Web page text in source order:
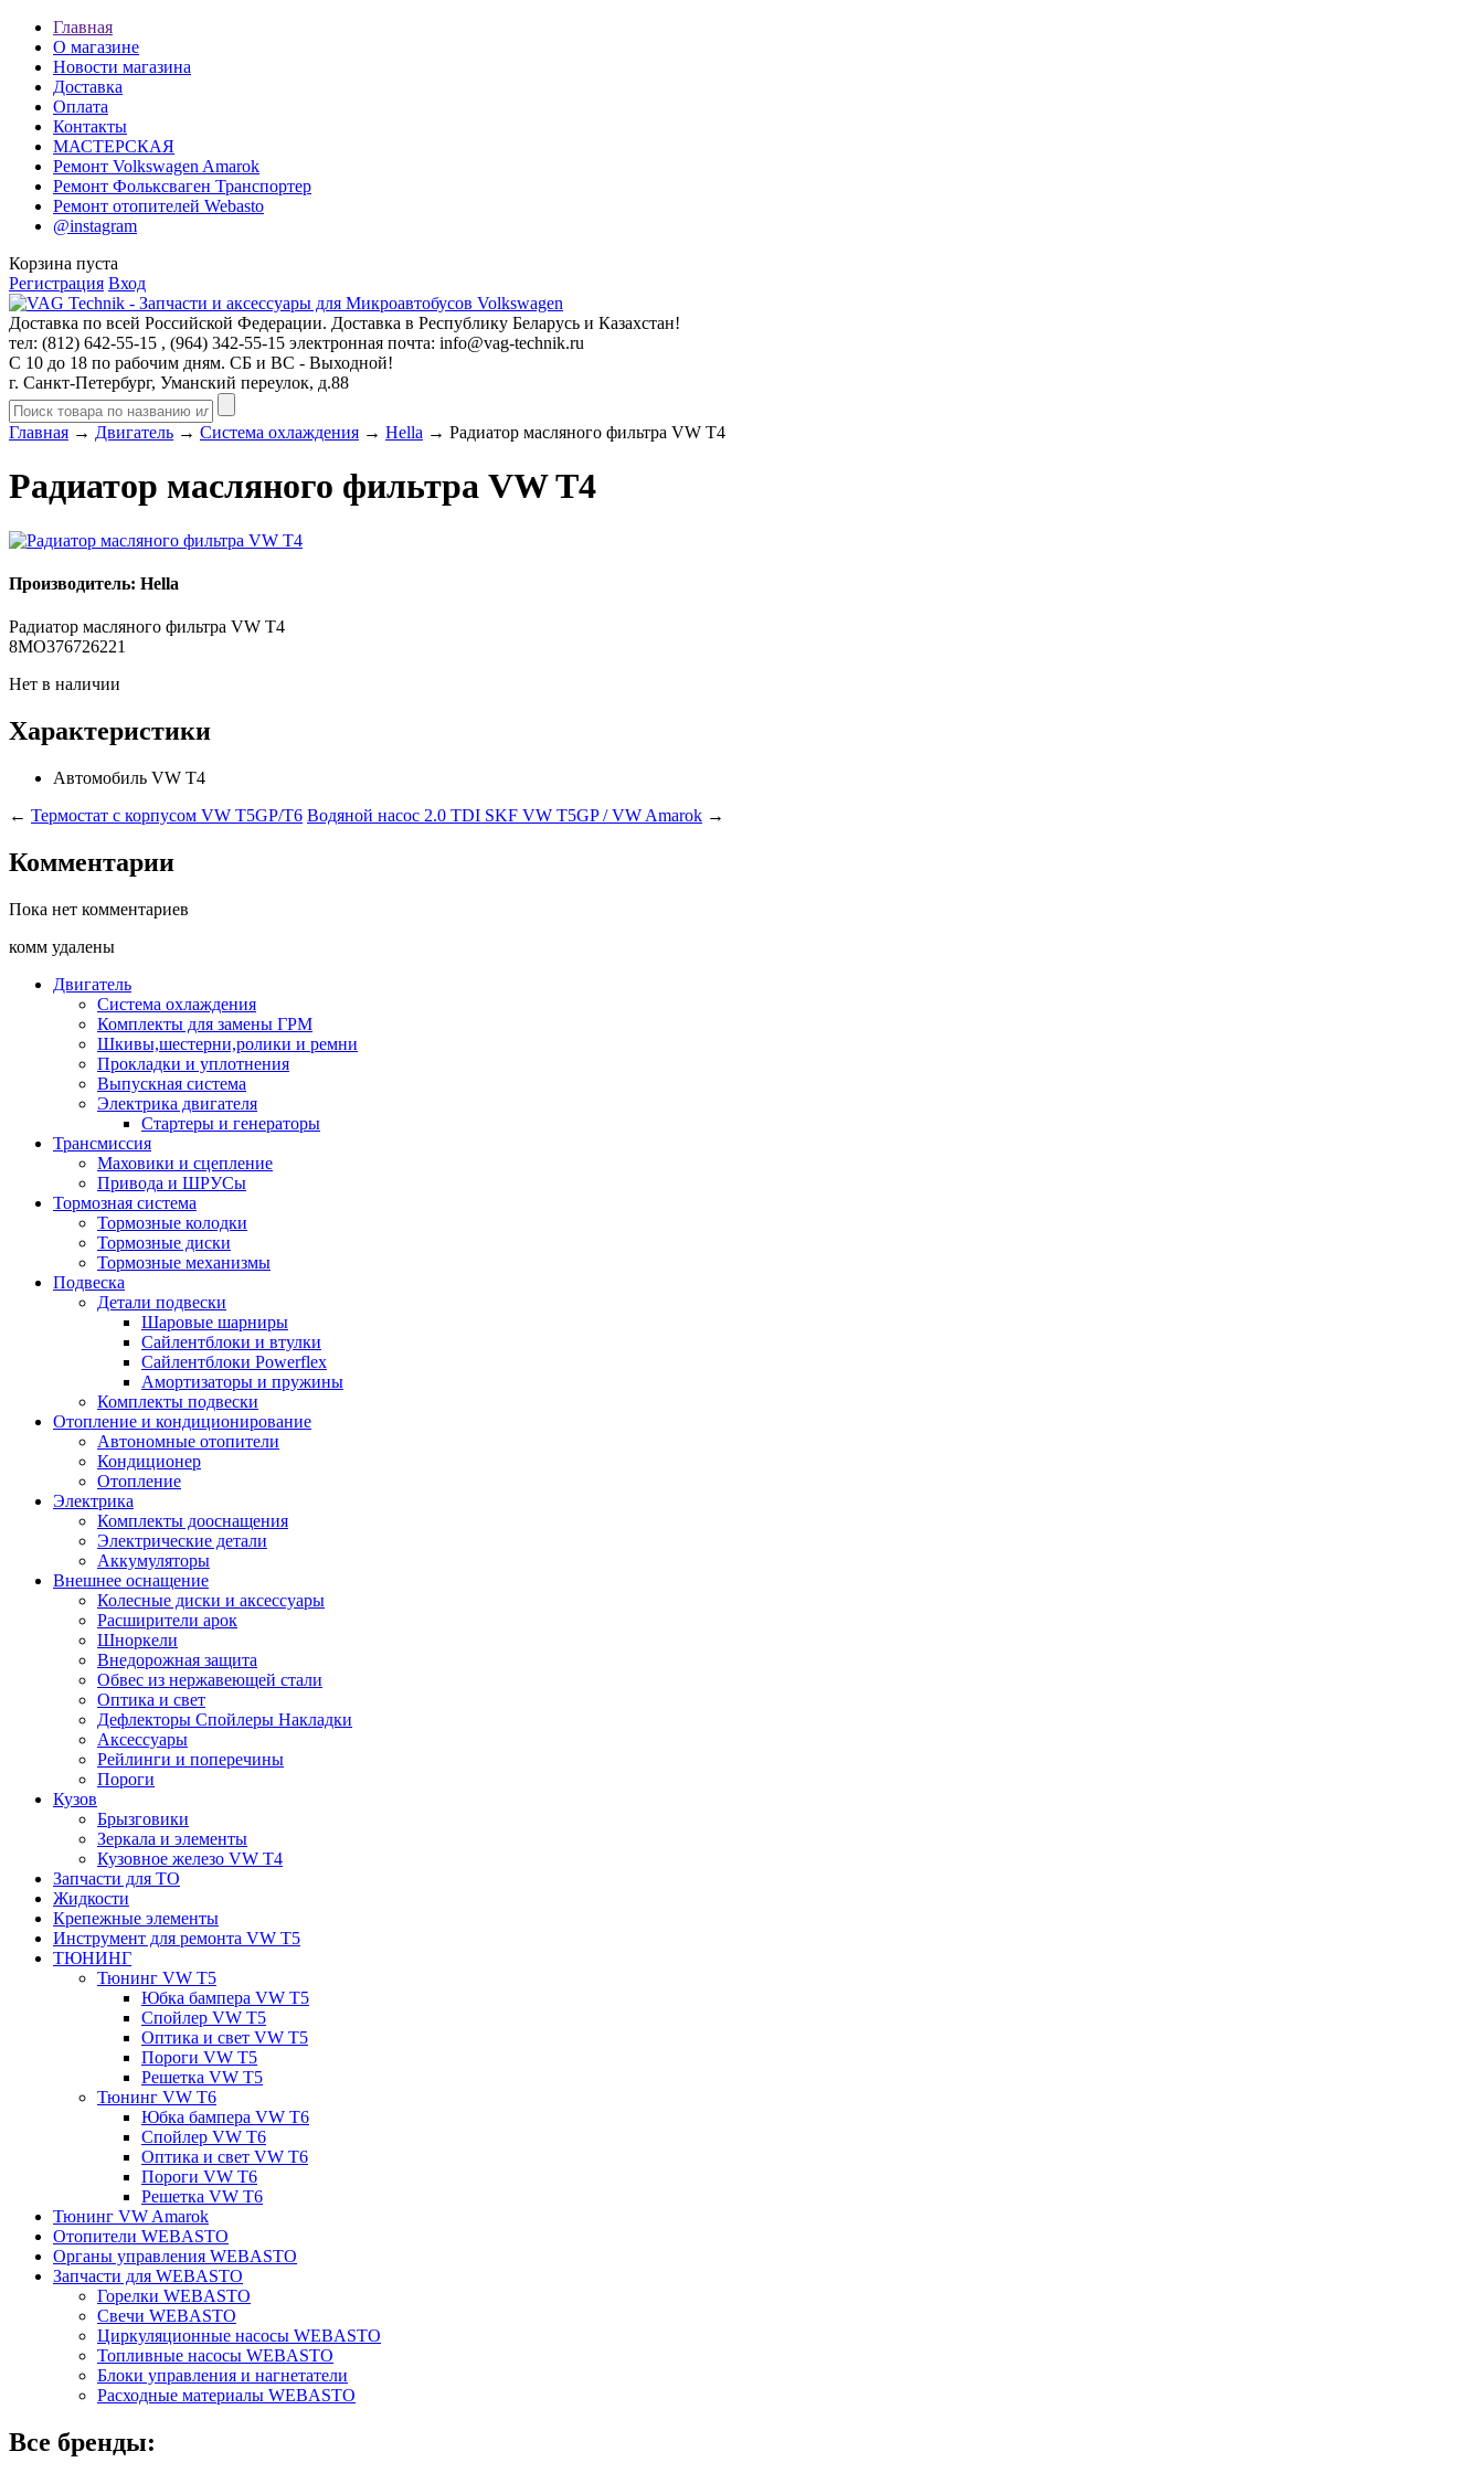
Главная
О магазине
Новости магазина
Доставка
Оплата
Контакты
МАСТЕРСКАЯ
Ремонт Volkswagen Amarok
Ремонт Фольксваген Транспортер
Ремонт отопителей Webasto
@instagram
Корзина пуста
Регистрация Вход
Доставка по всей Российской Федерации. Доставка в Республику Беларусь и Казахстан!
тел: (812) 642-55-15 , (964) 342-55-15 электронная почта: info@vag-technik.ru
С 10 до 18 по рабочим дням. СБ и ВС - Выходной!
г. Санкт-Петербург, Уманский переулок, д.88
Главная → Двигатель → Система охлаждения → Hella → Радиатор масляного фильтра VW T4
Радиатор масляного фильтра VW T4
Производитель: Hella
Радиатор масляного фильтра VW T4
8MO376726221
Нет в наличии
Характеристики
Автомобиль VW T4
← Термостат с корпусом VW T5GP/T6 Водяной насос 2.0 TDI SKF VW T5GP / VW Amarok →
Комментарии
Пока нет комментариев
комм удалены
Двигатель
Система охлаждения
Комплекты для замены ГРМ
Шкивы,шестерни,ролики и ремни
Прокладки и уплотнения
Выпускная система
Электрика двигателя
Стартеры и генераторы
Трансмиссия
Маховики и сцепление
Привода и ШРУСы
Тормозная система
Тормозные колодки
Тормозные диски
Тормозные механизмы
Подвеска
Детали подвески
Шаровые шарниры
Сайлентблоки и втулки
Сайлентблоки Powerflex
Амортизаторы и пружины
Комплекты подвески
Отопление и кондиционирование
Автономные отопители
Кондиционер
Отопление
Электрика
Комплекты дооснащения
Электрические детали
Аккумуляторы
Внешнее оснащение
Колесные диски и аксессуары
Расширители арок
Шноркели
Внедорожная защита
Обвес из нержавеющей стали
Оптика и свет
Дефлекторы Спойлеры Накладки
Аксессуары
Рейлинги и поперечины
Пороги
Кузов
Брызговики
Зеркала и элементы
Кузовное железо VW T4
Запчасти для ТО
Жидкости
Крепежные элементы
Инструмент для ремонта VW T5
ТЮНИНГ
Тюнинг VW T5
Юбка бампера VW T5
Спойлер VW T5
Оптика и свет VW T5
Пороги VW T5
Решетка VW T5
Тюнинг VW T6
Юбка бампера VW T6
Спойлер VW T6
Оптика и свет VW T6
Пороги VW T6
Решетка VW T6
Тюнинг VW Amarok
Отопители WEBASTO
Органы управления WEBASTO
Запчасти для WEBASTO
Горелки WEBASTO
Свечи WEBASTO
Циркуляционные насосы WEBASTO
Топливные насосы WEBASTO
Блоки управления и нагнетатели
Расходные материалы WEBASTO
Все бренды: